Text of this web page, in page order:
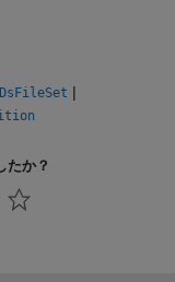
DsFileSet |
たか？